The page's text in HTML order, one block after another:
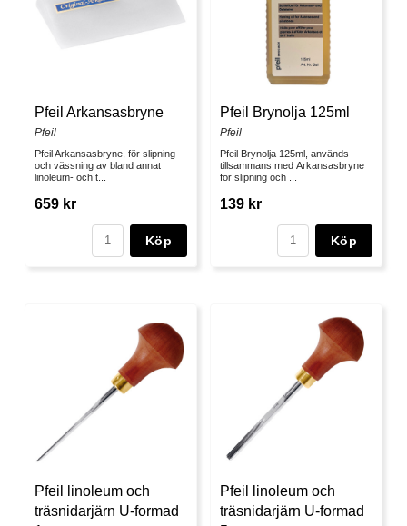
Pfeil Arkansasbryne
Pfeil
Pfeil Arkansasbryne, för slipning
och vässning av bland annat
linoleum- och t...
659 kr
Köp
Pfeil Brynolja 125ml
Pfeil
Pfeil Brynolja 125ml, används
tillsammans med Arkansasbryne
för slipning och ...
139 kr
Köp
Pfeil linoleum och
träsnidarjärn U-formad
Pfeil linoleum och
träsnidarjärn U-formad